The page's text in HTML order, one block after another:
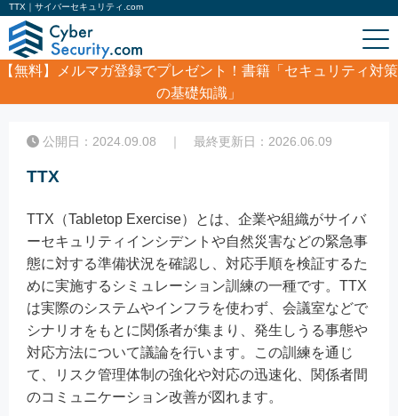
TTX｜サイバーセキュリティ.com
【無料】
メルマガ登録でプレゼント！書籍「セキュリティ対策
の基礎知識」
TTX
公開日：2024.09.08 ｜ 最終更新日：2026.06.09
TTX
TTX（Tabletop Exercise）とは、企業や組織がサイバ
ーセキュリティインシデントや自然災害などの緊急事
態に対する準備状況を確認し、対応手順を検証するた
めに実施するシミュレーション訓練の一種です。TTX
は実際のシステムやインフラを使わず、会議室などで
シナリオをもとに関係者が集まり、発生しうる事態や
対応方法について議論を行います。この訓練を通じ
て、リスク管理体制の強化や対応の迅速化、関係者間
のコミュニケーション改善が図れます。